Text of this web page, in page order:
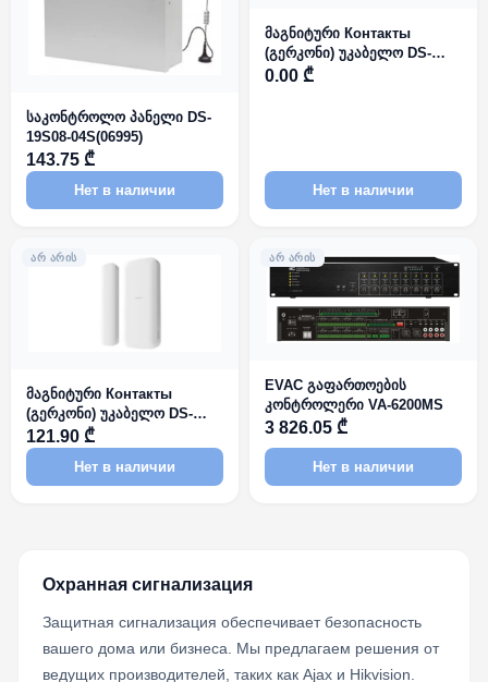
საკონტროლო პანელი DS-
19S08-04S(06995)
143.75 ₾
Нет в наличии
მაგნიტური Контакты
(გერკონი) უკაბელო DS-
PDMC-EG2-WE 868MHz AX
0.00 ₾
Нет в наличии
ᲐᲠ ᲐᲠᲘᲡ
მაგნიტური Контакты
(გერკონი) უკაბელო DS-
PDMCS-EG2-WE 868MHz AX
PRO Series
121.90 ₾
Нет в наличии
ᲐᲠ ᲐᲠᲘᲡ
EVAC გაფართოების
კონტროლერი VA-6200MS
3 826.05 ₾
Нет в наличии
Охранная сигнализация
Защитная сигнализация обеспечивает безопасность
вашего дома или бизнеса. Мы предлагаем решения от
ведущих производителей, таких как Ajax и Hikvision.